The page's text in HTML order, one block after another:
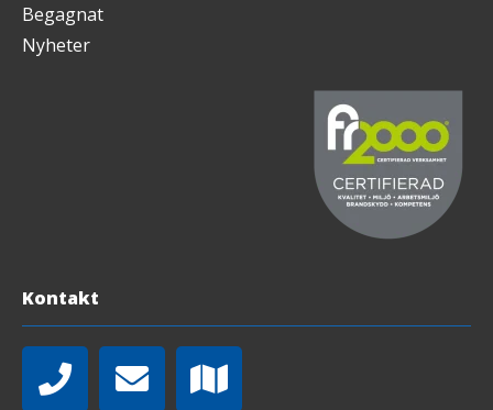
Begagnat
Nyheter
Kontakt